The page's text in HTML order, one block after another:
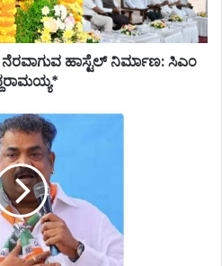
ನೆರವಾಗುವ ಹಾಸ್ಟೆಲ್ ನಿರ್ಮಾಣ: ಸಿಎಂ